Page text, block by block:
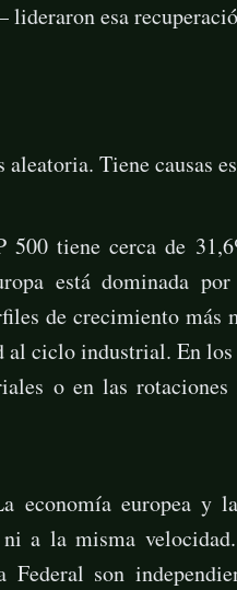
esa
Tiene causas
500 tiene cerca de
está dominada por
de crecimiento más
ciclo industrial. En
o en las
economía europea y
a la misma
son